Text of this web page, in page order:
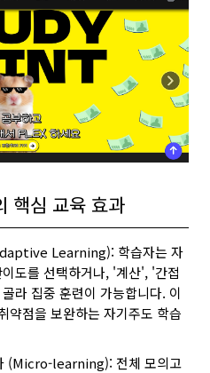
핵심 교육 효과
Learning): 학습자는 자
도를 선택하거나, '계산', '간접
라 집중 훈련이 가능합니다. 이
약점을 보완하는 자기주도 학습
(Micro-learning): 전체 모의고